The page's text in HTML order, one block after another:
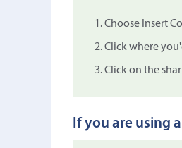
Choose Insert
Click where
Click on the
If you are using